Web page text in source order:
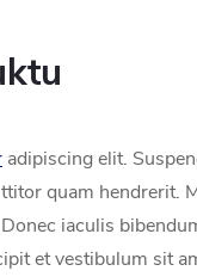
adipiscing elit.
quam hendrerit.
iaculis
et vestibulum sit